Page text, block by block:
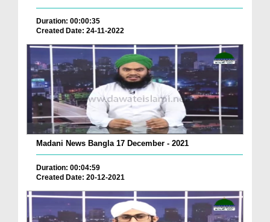
Duration: 00:00:35
Created Date: 24-11-2022
Madani News Bangla 17 December - 2021
Duration: 00:04:59
Created Date: 20-12-2021